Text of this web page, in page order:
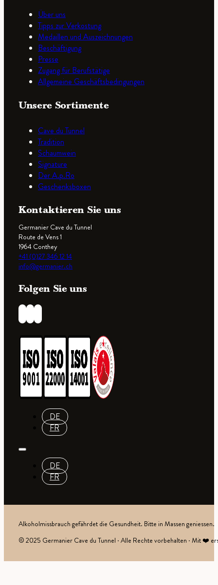
Über uns
Tipps zur Verkostung
Medaillen und Auszeichnungen
Beschäftigung
Presse
Zugang für Berufstätige
Allgemeine Geschäftsbedingungen
Unsere Sortimente
Cave du Tunnel
Tradition
Schaumwein
Signature
Der A.p.Ro
Geschenksboxen
Kontaktieren Sie uns
Germanier Cave du Tunnel
Route de Vens 1
1964 Conthey
+41 (0)27 346 12 14
info@germanier.ch
Folgen Sie uns
DE
FR
DE
FR
Alkoholmissbrauch gefährdet die Gesundheit. Bitte in Massen geniessen.
© 2025 Germanier Cave du Tunnel · Alle Rechte vorbehalten · Mit ❤️